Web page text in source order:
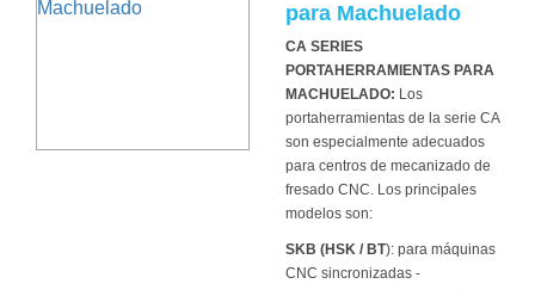
para Machuelado
CA SERIES
PORTAHERRAMIENTAS PARA
MACHUELADO: Los
portaherramientas de la serie CA
son especialmente adecuados
para centros de mecanizado de
fresado CNC. Los principales
modelos son:
SKB (HSK / BT): para máquinas
CNC sincronizadas -